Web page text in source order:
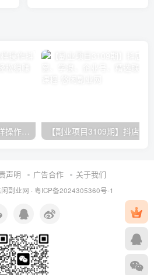
【副业项目1658期】这样操作抖音壁纸号，每天半小时，轻松躺赚月入60000+
声明 广告合作 关于我们
副业网 · 粤ICP备2024305360号-1